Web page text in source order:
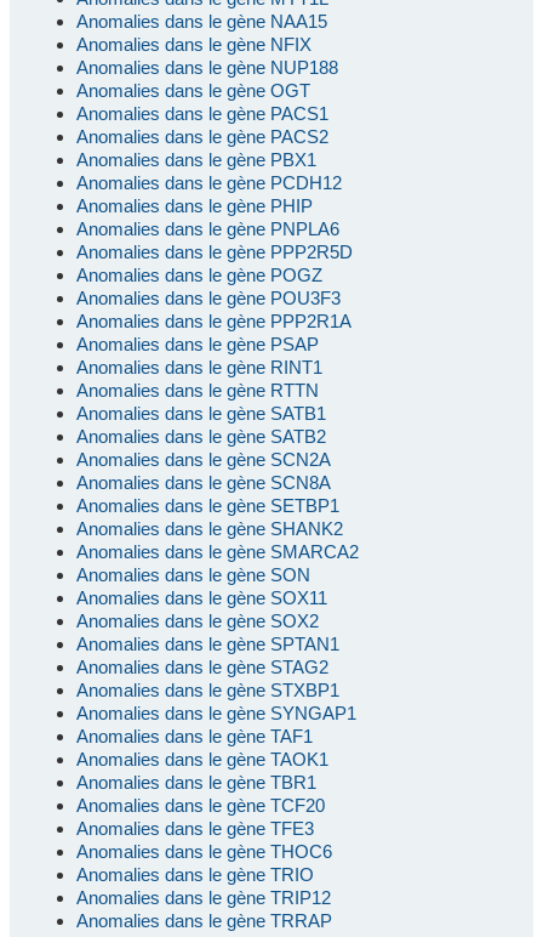
Anomalies dans le gène NAA15
Anomalies dans le gène NFIX
Anomalies dans le gène NUP188
Anomalies dans le gène OGT
Anomalies dans le gène PACS1
Anomalies dans le gène PACS2
Anomalies dans le gène PBX1
Anomalies dans le gène PCDH12
Anomalies dans le gène PHIP
Anomalies dans le gène PNPLA6
Anomalies dans le gène PPP2R5D
Anomalies dans le gène POGZ
Anomalies dans le gène POU3F3
Anomalies dans le gène PPP2R1A
Anomalies dans le gène PSAP
Anomalies dans le gène RINT1
Anomalies dans le gène RTTN
Anomalies dans le gène SATB1
Anomalies dans le gène SATB2
Anomalies dans le gène SCN2A
Anomalies dans le gène SCN8A
Anomalies dans le gène SETBP1
Anomalies dans le gène SHANK2
Anomalies dans le gène SMARCA2
Anomalies dans le gène SON
Anomalies dans le gène SOX11
Anomalies dans le gène SOX2
Anomalies dans le gène SPTAN1
Anomalies dans le gène STAG2
Anomalies dans le gène STXBP1
Anomalies dans le gène SYNGAP1
Anomalies dans le gène TAF1
Anomalies dans le gène TAOK1
Anomalies dans le gène TBR1
Anomalies dans le gène TCF20
Anomalies dans le gène TFE3
Anomalies dans le gène THOC6
Anomalies dans le gène TRIO
Anomalies dans le gène TRIP12
Anomalies dans le gène TRRAP